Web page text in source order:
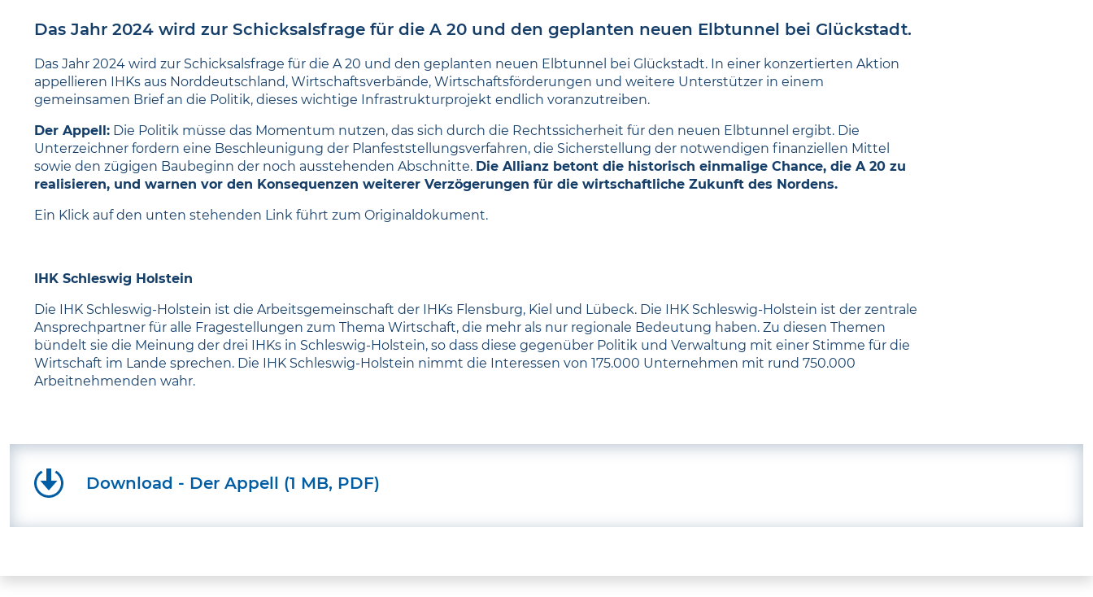
Das Jahr 2024 wird zur Schicksalsfrage für die A 20 und den geplanten neuen Elbtunnel bei Glückstadt.
Das Jahr 2024 wird zur Schicksalsfrage für die A 20 und den geplanten neuen Elbtunnel bei Glückstadt. In einer konzertierten Aktion
appellieren IHKs aus Norddeutschland, Wirtschaftsverbände, Wirtschaftsförderungen und weitere Unterstützer in einem
gemeinsamen Brief an die Politik, dieses wichtige Infrastrukturprojekt endlich voranzutreiben.
Der Appell: Die Politik müsse das Momentum nutzen, das sich durch die Rechtssicherheit für den neuen Elbtunnel ergibt. Die
Unterzeichner fordern eine Beschleunigung der Planfeststellungsverfahren, die Sicherstellung der notwendigen finanziellen Mittel
sowie den zügigen Baubeginn der noch ausstehenden Abschnitte. Die Allianz betont die historisch einmalige Chance, die A 20 zu
realisieren, und warnen vor den Konsequenzen weiterer Verzögerungen für die wirtschaftliche Zukunft des Nordens.
Ein Klick auf den unten stehenden Link führt zum Originaldokument.
IHK Schleswig Holstein
Die IHK Schleswig-Holstein ist die Arbeitsgemeinschaft der IHKs Flensburg, Kiel und Lübeck. Die IHK Schleswig-Holstein ist der zentrale
Ansprechpartner für alle Fragestellungen zum Thema Wirtschaft, die mehr als nur regionale Bedeutung haben. Zu diesen Themen
bündelt sie die Meinung der drei IHKs in Schleswig-Holstein, so dass diese gegenüber Politik und Verwaltung mit einer Stimme für die
Wirtschaft im Lande sprechen. Die IHK Schleswig-Holstein nimmt die Interessen von 175.000 Unternehmen mit rund 750.000
Arbeitnehmenden wahr.
Download - Der Appell (1 MB, PDF)